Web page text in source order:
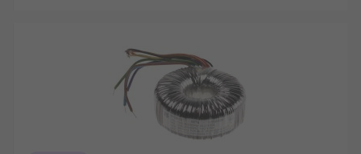
De har flexibla dimensioner.
Toroidala transformatorer erbjuder utmärkt
brusreducering och avger mindre EMI
(elektromagnetisk störning) än
standardtransformatorer.